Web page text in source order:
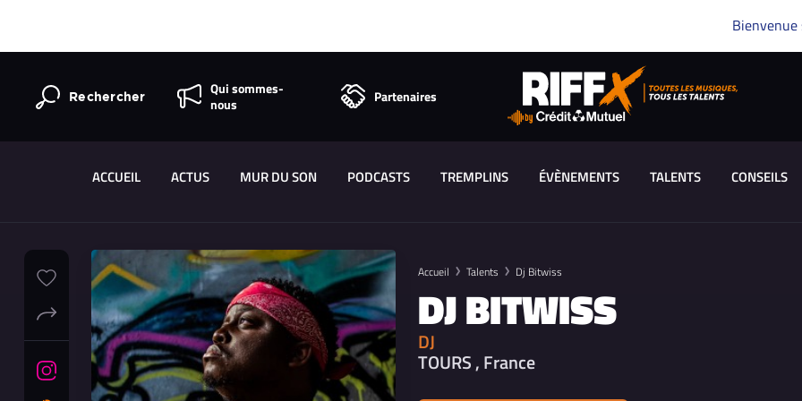
Rechercher
Qui sommes-
nous
Partenaires
ACCUEIL ACTUS MUR DU SON PODCASTS TREMPLINS ÉVÈNEMENTS TALENTS CONSEILS
Accueil Talents Dj Bitwiss
DJ BITWISS
DJ
TOURS , France